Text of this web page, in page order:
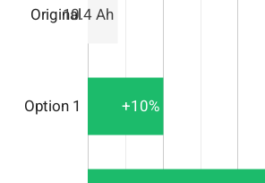
Original
Option 1
10.4 Ah
+10%